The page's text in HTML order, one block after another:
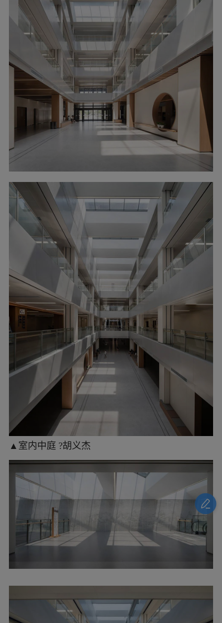
▲明亮而温馨的环境 ?胡义杰